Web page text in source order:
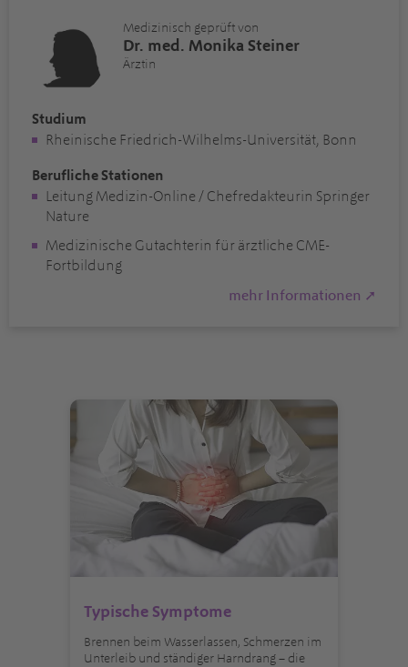
Medizinisch geprüft von
Dr. med. Monika Steiner
Ärztin
Studium
Rheinische Friedrich-Wilhelms-Universität, Bonn
Berufliche Stationen
Leitung Medizin-Online / Chefredakteurin Springer
Nature
Medizinische Gutachterin für ärztliche CME-
Fortbildung
mehr Informationen ➚
Typische Symptome
Brennen beim Wasserlassen, Schmerzen im
Unterleib und ständiger Harndrang – die